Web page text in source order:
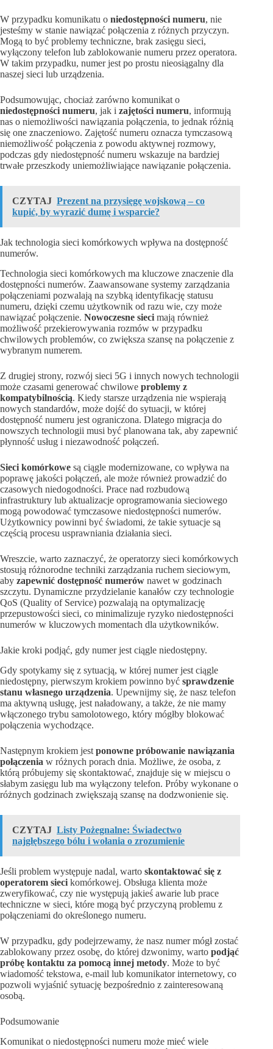
W przypadku komunikatu o niedostępności numeru, nie
jesteśmy w stanie nawiązać połączenia z różnych przyczyn.
Mogą to być problemy techniczne, brak zasięgu sieci,
wyłączony telefon lub zablokowanie numeru przez operatora.
W takim przypadku, numer jest po prostu nieosiągalny dla
naszej sieci lub urządzenia.
Podsumowując, chociaż zarówno komunikat o
niedostępności numeru, jak i zajętości numeru, informują
nas o niemożliwości nawiązania połączenia, to jednak różnią
się one znaczeniowo. Zajętość numeru oznacza tymczasową
niemożliwość połączenia z powodu aktywnej rozmowy,
podczas gdy niedostępność numeru wskazuje na bardziej
trwałe przeszkody uniemożliwiające nawiązanie połączenia.
CZYTAJ Prezent na przysięgę wojskową – co
kupić, by wyrazić dumę i wsparcie?
Jak technologia sieci komórkowych wpływa na dostępność
numerów.
Technologia sieci komórkowych ma kluczowe znaczenie dla
dostępności numerów. Zaawansowane systemy zarządzania
połączeniami pozwalają na szybką identyfikację statusu
numeru, dzięki czemu użytkownik od razu wie, czy może
nawiązać połączenie. Nowoczesne sieci mają również
możliwość przekierowywania rozmów w przypadku
chwilowych problemów, co zwiększa szansę na połączenie z
wybranym numerem.
Z drugiej strony, rozwój sieci 5G i innych nowych technologii
może czasami generować chwilowe problemy z
kompatybilnością. Kiedy starsze urządzenia nie wspierają
nowych standardów, może dojść do sytuacji, w której
dostępność numeru jest ograniczona. Dlatego migracja do
nowszych technologii musi być planowana tak, aby zapewnić
płynność usług i niezawodność połączeń.
Sieci komórkowe są ciągle modernizowane, co wpływa na
poprawę jakości połączeń, ale może również prowadzić do
czasowych niedogodności. Prace nad rozbudową
infrastruktury lub aktualizacje oprogramowania sieciowego
mogą powodować tymczasowe niedostępności numerów.
Użytkownicy powinni być świadomi, że takie sytuacje są
częścią procesu usprawniania działania sieci.
Wreszcie, warto zaznaczyć, że operatorzy sieci komórkowych
stosują różnorodne techniki zarządzania ruchem sieciowym,
aby zapewnić dostępność numerów nawet w godzinach
szczytu. Dynamiczne przydzielanie kanałów czy technologie
QoS (Quality of Service) pozwalają na optymalizację
przepustowości sieci, co minimalizuje ryzyko niedostępności
numerów w kluczowych momentach dla użytkowników.
Jakie kroki podjąć, gdy numer jest ciągle niedostępny.
Gdy spotykamy się z sytuacją, w której numer jest ciągle
niedostępny, pierwszym krokiem powinno być sprawdzenie
stanu własnego urządzenia. Upewnijmy się, że nasz telefon
ma aktywną usługę, jest naładowany, a także, że nie mamy
włączonego trybu samolotowego, który mógłby blokować
połączenia wychodzące.
Następnym krokiem jest ponowne próbowanie nawiązania
połączenia w różnych porach dnia. Możliwe, że osoba, z
którą próbujemy się skontaktować, znajduje się w miejscu o
słabym zasięgu lub ma wyłączony telefon. Próby wykonane o
różnych godzinach zwiększają szansę na dodzwonienie się.
CZYTAJ Listy Pożegnalne: Świadectwo
najgłębszego bólu i wołania o zrozumienie
Jeśli problem występuje nadal, warto skontaktować się z
operatorem sieci komórkowej. Obsługa klienta może
zweryfikować, czy nie występują jakieś awarie lub prace
techniczne w sieci, które mogą być przyczyną problemu z
połączeniami do określonego numeru.
W przypadku, gdy podejrzewamy, że nasz numer mógł zostać
zablokowany przez osobę, do której dzwonimy, warto podjąć
próbę kontaktu za pomocą innej metody. Może to być
wiadomość tekstowa, e-mail lub komunikator internetowy, co
pozwoli wyjaśnić sytuację bezpośrednio z zainteresowaną
osobą.
Podsumowanie
Komunikat o niedostępności numeru może mieć wiele